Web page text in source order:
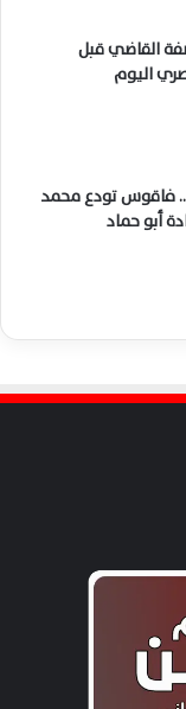
القاضي قبل
اليوم
فاقوس تودع محمد
أبو حماد